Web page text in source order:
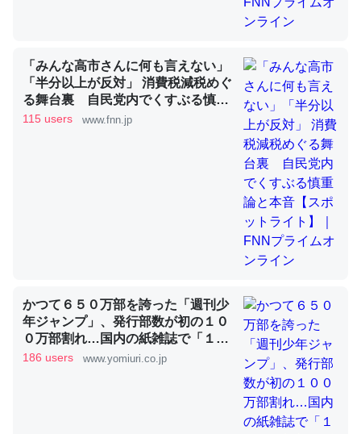
論文では「淡水はカルシウムも酸素も不足してて両方に不
利だから両方が拮抗してるのでは」とあって面白い。海に
いる鋏角類（カブトガニ・ウミグモ）はカルシウムを使わ
ずキチンを強化してる筈だが、酵素が違うのか？
─ニュース :: 【研究発表】昆虫学の大問題＝「昆虫はなぜ海にいな
これを元に考えるとカルシウムを大量に使う脊椎動物と貝
類は苦労してるんだな…。腹足類だと殻を無くしてナメク
─ニュース :: 【研究発表】昆虫学の大問題＝「昆虫はなぜ海にいな
「みんな高市さんに何も言えない」
「半分以上が反対」 消費税減税めぐ
る舞台裏 自民党内でくすぶる慎重
論と本音【スポットライト】｜FNN
115 users www.fnn.jp
かつて６５０万部を誇った「週刊少
年ジャンプ」、発行部数が初の１０
０万部割れ…国内の紙雑誌で「１０
０万部超」ゼロに
186 users www.yomiuri.co.jp